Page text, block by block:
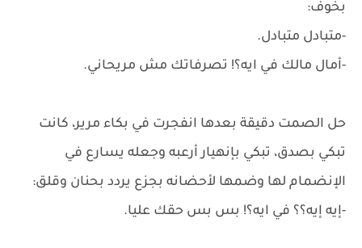
بخوف:
-متبادل متبادل.
-أمال مالك في ايه؟! تصرفاتك مش مريحاني.
حل الصمت دقيقة بعدها انفجرت في بكاء مرير، كانت
تبكي بصدق، تبكي بإنهيار أرعبه وجعله يسارع في
الإنضمام لها وضمها لأحضانه بجزع يردد بحنان وقلق:
-إيه إيه؟؟ في ايه؟! بس بس حقك عليا.